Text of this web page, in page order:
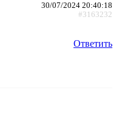
30/07/2024 20:40:18
#3163232
Ответить